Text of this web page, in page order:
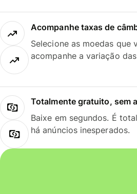
Acompanhe taxas de
Selecione as moedas que
acompanhe a variação
Totalmente gratuito, sem
Baixe em segundos. É
há anúncios inesperados.